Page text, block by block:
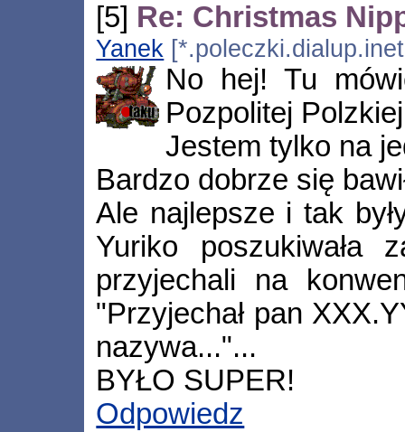
[5] Re: Christmas
Yanek
No hej! Tu
Pozpolitej
Jestem tylko na
Bardzo dobrze się
Ale najlepsze i tak
Yuriko poszukiwała
przyjechali na
"Przyjechał pan
nazywa..."...
BYŁO SUPER!
Odpowiedz